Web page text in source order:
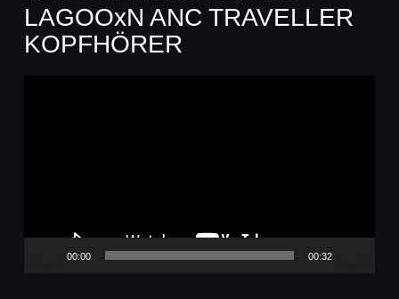
LAGOOxN ANC TRAVELLER
KOPFHÖRER
00:00 00:32